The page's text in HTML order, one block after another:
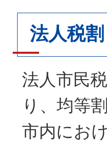
法人税
法人市民
り、均等
市内にお